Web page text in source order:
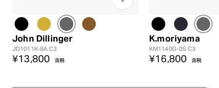
John Dillinger
JD1011K-8A C3
¥13,800 含税
K.moriyama
KM1140G-0S C3
¥16,800 含税